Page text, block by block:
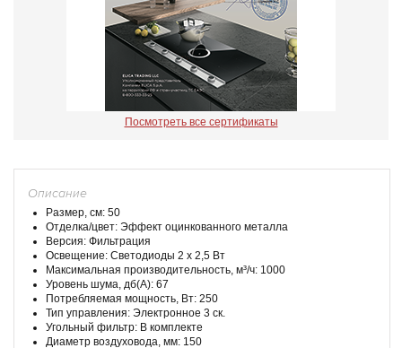
Посмотреть все сертификаты
Описание
Размер, см: 50
Отделка/цвет: Эффект оцинкованного металла
Версия: Фильтрация
Освещение: Светодиоды 2 х 2,5 Вт
Максимальная производительность, м³/ч: 1000
Уровень шума, дб(А): 67
Потребляемая мощность, Вт: 250
Тип управления: Электронное 3 ск.
Угольный фильтр: В комплекте
Диаметр воздуховода, мм: 150